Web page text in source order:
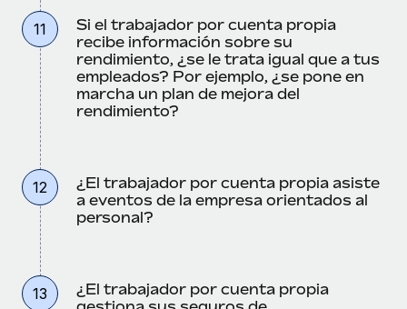
11
Si el trabajador por cuenta propia
recibe información sobre su
rendimiento, ¿se le trata igual que a tus
empleados? Por ejemplo, ¿se pone en
marcha un plan de mejora del
rendimiento?
12
¿El trabajador por cuenta propia asiste
a eventos de la empresa orientados al
personal?
13
¿El trabajador por cuenta propia